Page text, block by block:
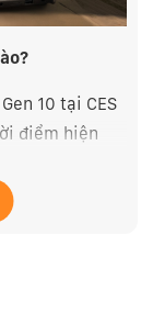
10 tại CES
điểm hiện
ngày
– 3 tháng. Với